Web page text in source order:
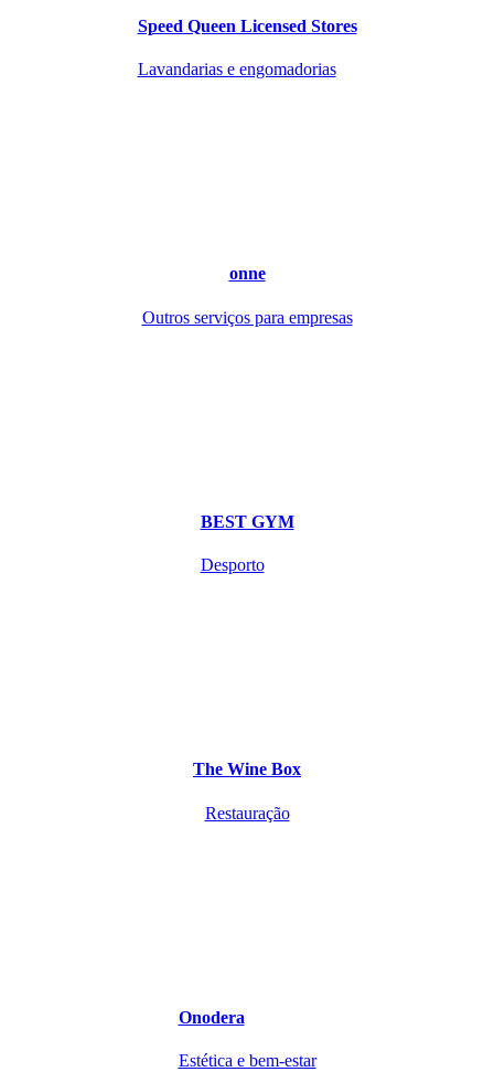
Speed Queen Licensed Stores
Lavandarias e engomadorias
onne
Outros serviços para empresas
BEST GYM
Desporto
The Wine Box
Restauração
Onodera
Estética e bem-estar